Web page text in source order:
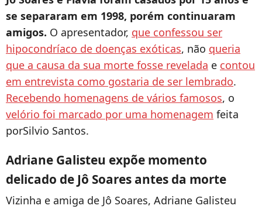
se separaram em 1998, porém continuaram
amigos. O apresentador, que confessou ser
hipocondríaco de doenças exóticas, não queria
que a causa da sua morte fosse revelada e contou
em entrevista como gostaria de ser lembrado.
Recebendo homenagens de vários famosos, o
velório foi marcado por uma homenagem feita
porSilvio Santos.
Adriane Galisteu expõe momento
delicado de Jô Soares antes da morte
Vizinha e amiga de Jô Soares, Adriane Galisteu